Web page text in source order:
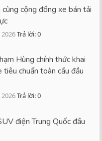
cộng đồng xe bán tải
Trả lời: 0
Hùng chính thức khai
chuẩn toàn cầu đầu
Trả lời: 0
điện Trung Quốc đầu